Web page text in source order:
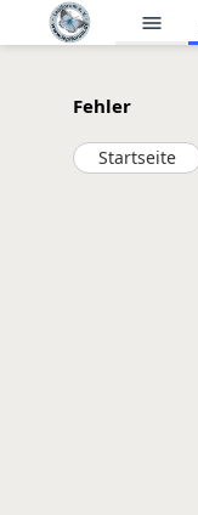
menu
Fehler
Startseite